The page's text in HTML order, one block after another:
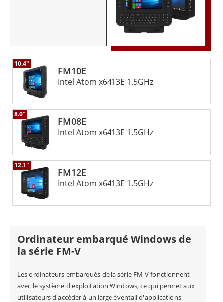
Les entrepôts peuvent être complexes et dangereux,
Winmate facilitent la communication entre les
opérateurs et les systèmes informatiques,
garantissant que le flux de travail et la sécurité ne
sont pas compromis. La forme compacte de ces
ordinateurs permet d'avoir une ligne de vue dégagée
pendant les opérations, ce qui réduit les erreurs et
augmente l'efficacité.
La série FM d'ordinateurs embarqués de Winmate
ordinateurs sont conçus pour remplacer des
efficace et rationalisée. Avec des caractéristiques
telles que les communications sans fil, les antennes
FM10E
10.4"
Intel Atom x6413E 1.5GHz
FM08E
8.0"
Intel Atom x6413E 1.5GHz
FM12E
12.1"
Intel Atom x6413E 1.5GHz
Ordinateur embarqué Windows de
la série FM-V
Les ordinateurs embarqués de la série FM-V fonctionnent
avec le système d'exploitation Windows, ce qui permet aux
utilisateurs d'accéder à un large éventail d'applications